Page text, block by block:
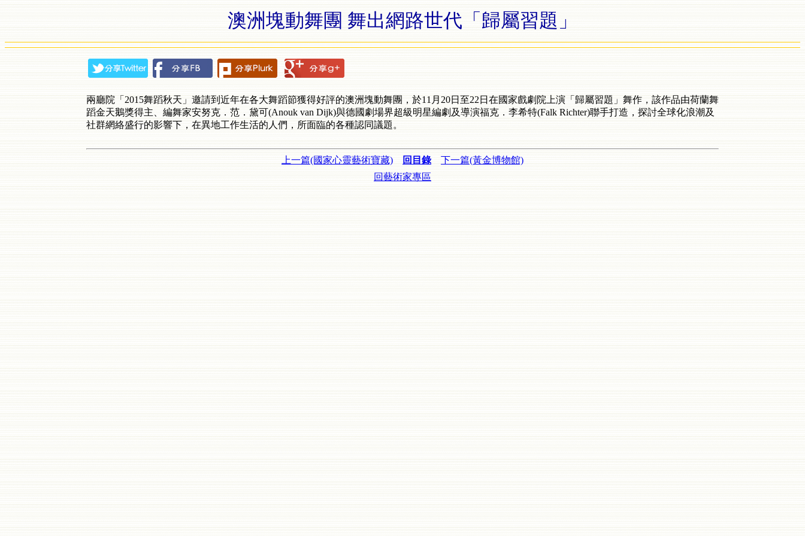
澳洲塊動舞團 舞出網路世代「歸屬習題」
兩廳院「2015舞蹈秋天」邀請到近年在各大舞蹈節獲得好評的澳洲塊動舞團，於11月20日至22日在國家戲劇院上演「歸屬習題」舞作，該作品由荷蘭舞
蹈金天鵝獎得主、編舞家安努克．范．黛可(Anouk van Dijk)與德國劇場界超級明星編劇及導演福克．李希特(Falk Richter)聯手打造，探討全球化浪潮及
社群網絡盛行的影響下，在異地工作生活的人們，所面臨的各種認同議題。
上一篇(國家心靈藝術寶藏) 回目錄
下一篇(黃金博物館)
回藝術家專區